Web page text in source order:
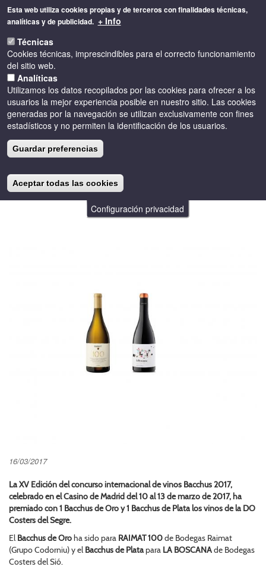
Configuración privacidad
Esta web utiliza cookies propias y de terceros con finalidades técnicas,
analíticas y de publicidad. + Info
Técnicas
Cookies técnicas, imprescindibles para el correcto funcionamiento
del sitio web.
Analíticas
Utilizamos los datos recopilados por las cookies para ofrecer a los
usuarios la mejor experiencia posible en nuestro sitio. Las cookies
generadas por la navegación se utilizan exclusivamente con fines
estadísticos y no permiten la identificación de los usuarios.
Guardar preferencias
Aceptar todas las cookies
Pasar
principal
PREMIOS
BACCHUS 2017
16/03/2017
La XV Edición del concurso internacional de vinos Bacchus 2017,
celebrado en el Casino de Madrid del 10 al 13 de marzo de 2017, ha
premiado con 1 Bacchus de Oro y 1 Bacchus de Plata los vinos de la DO
Costers del Segre.
ElBacchus de Oroha sido para RAIMAT 100de Bodegas Raimat
(Grupo Codorniu) y elBacchus de Platapara LA BOSCANAde Bodegas
Costers del Sió.